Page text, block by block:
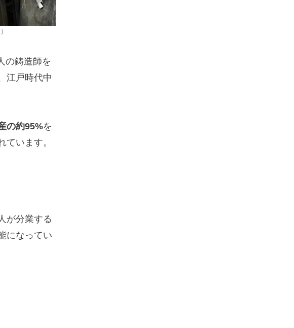
の鋳造師を
江戸時代中
の約95%を
います。
が分業する
になってい